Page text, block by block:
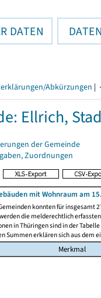
DATEN
Abkürzungen |
Ellrich,
der Gemeinde
Zuordnungen
mit Wohnraum am
konnten für insgesamt
die melderechtlich
in Thüringen sind in der
Summen erklären sich aus dem
Merkmal